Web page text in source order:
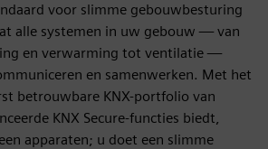
voor slimme gebouwbesturing
alle systemen in uw gebouw — van
en verwarming tot ventilatie —
en samenwerken. Met het
betrouwbare KNX-portfolio van
KNX Secure-functies biedt,
apparaten; u doet een slimme